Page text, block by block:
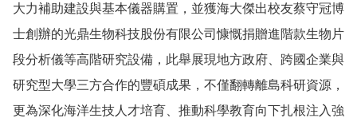
大力補助建設與基本儀器購置，並獲海大傑出校友蔡守冠博
士創辦的光鼎生物科技股份有限公司慷慨捐贈進階款生物片
段分析儀等高階研究設備，此舉展現地方政府、跨國企業與
研究型大學三方合作的豐碩成果，不僅翻轉離島科研資源，
更為深化海洋生技人才培育、推動科學教育向下扎根注入強